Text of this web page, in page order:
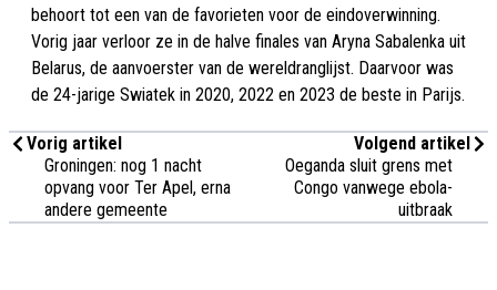
behoort tot een van de favorieten voor de eindoverwinning.
Vorig jaar verloor ze in de halve finales van Aryna Sabalenka uit
Belarus, de aanvoerster van de wereldranglijst. Daarvoor was
de 24-jarige Swiatek in 2020, 2022 en 2023 de beste in Parijs.
Vorig artikel
Groningen: nog 1 nacht
opvang voor Ter Apel, erna
andere gemeente
Volgend artikel
Oeganda sluit grens met
Congo vanwege ebola-
uitbraak